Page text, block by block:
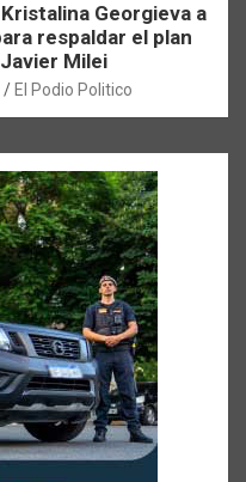
Georgieva a
respaldar el plan
Milei
El Podio Politico